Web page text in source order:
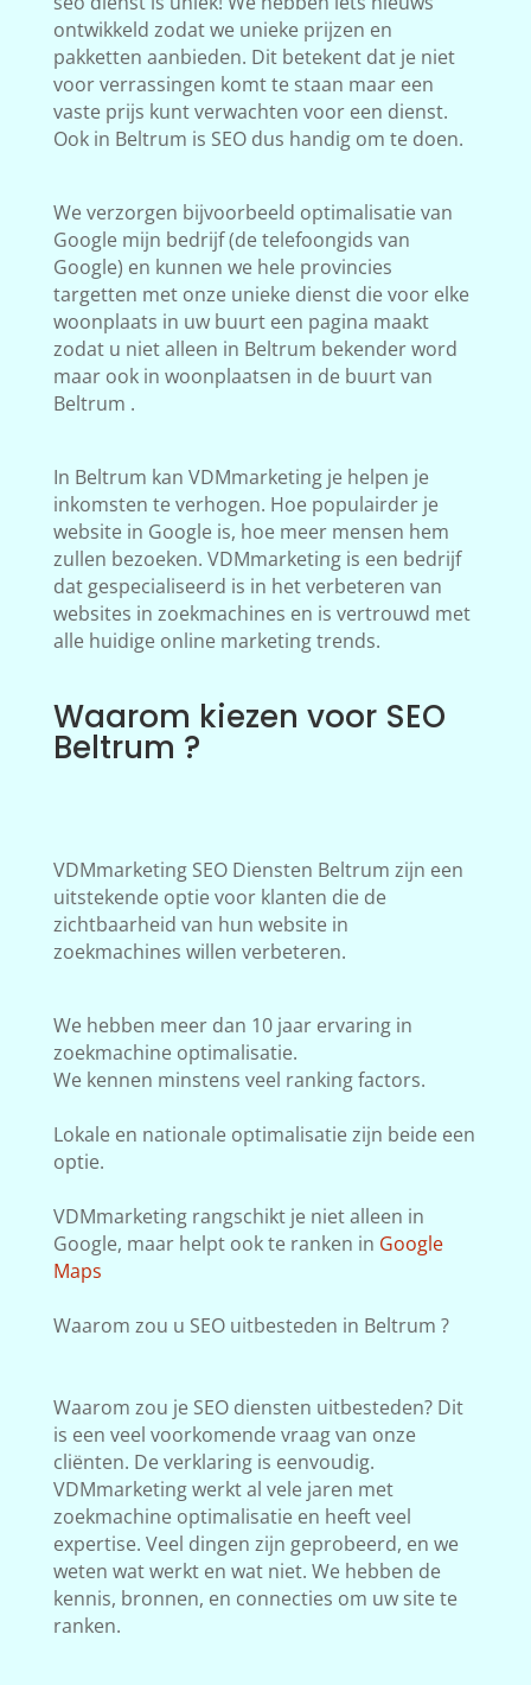
ontwikkeld zodat we unieke prijzen en
pakketten aanbieden. Dit betekent dat je niet
voor verrassingen komt te staan maar een
vaste prijs kunt verwachten voor een dienst.
Ook in Beltrum is SEO dus handig om te doen.
We verzorgen bijvoorbeeld optimalisatie van
Google mijn bedrijf (de telefoongids van
Google) en kunnen we hele provincies
targetten met onze unieke dienst die voor elke
woonplaats in uw buurt een pagina maakt
zodat u niet alleen in Beltrum bekender word
maar ook in woonplaatsen in de buurt van
Beltrum .
In Beltrum kan VDMmarketing je helpen je
inkomsten te verhogen. Hoe populairder je
website in Google is, hoe meer mensen hem
zullen bezoeken. VDMmarketing is een bedrijf
dat gespecialiseerd is in het verbeteren van
websites in zoekmachines en is vertrouwd met
alle huidige online marketing trends.
Waarom kiezen voor SEO
Beltrum ?
VDMmarketing SEO Diensten Beltrum zijn een
uitstekende optie voor klanten die de
zichtbaarheid van hun website in
zoekmachines willen verbeteren.
We hebben meer dan 10 jaar ervaring in
zoekmachine optimalisatie.
We kennen minstens veel ranking factors.
Lokale en nationale optimalisatie zijn beide een
optie.
VDMmarketing rangschikt je niet alleen in
Google, maar helpt ook te ranken in Google
Maps
Waarom zou u SEO uitbesteden in Beltrum ?
Waarom zou je SEO diensten uitbesteden? Dit
is een veel voorkomende vraag van onze
cliënten. De verklaring is eenvoudig.
VDMmarketing werkt al vele jaren met
zoekmachine optimalisatie en heeft veel
expertise. Veel dingen zijn geprobeerd, en we
weten wat werkt en wat niet. We hebben de
kennis, bronnen, en connecties om uw site te
ranken.